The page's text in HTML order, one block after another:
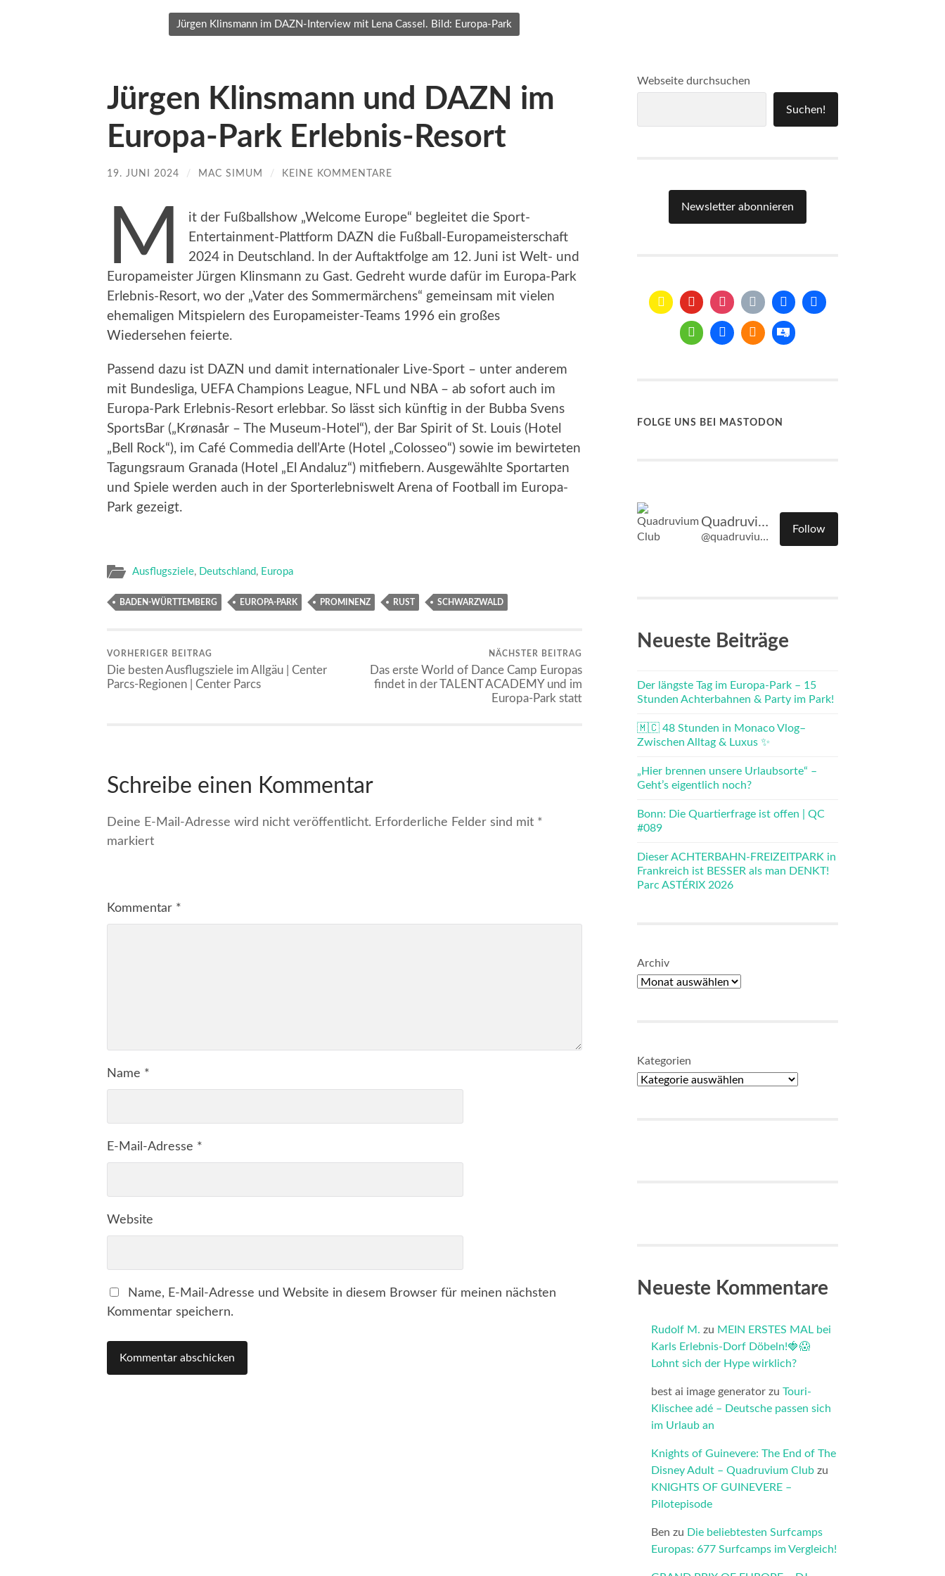
Jürgen Klinsmann im DAZN-Interview mit Lena Cassel. Bild: Europa-Park
Jürgen Klinsmann und DAZN im
Europa-Park Erlebnis-Resort
19. JUNI 2024 / MAC SIMUM / KEINE KOMMENTARE
M
it der Fußballshow „Welcome Europe“ begleitet die Sport-
Entertainment-Plattform DAZN die Fußball-Europameisterschaft
2024 in Deutschland. In der Auftaktfolge am 12. Juni ist Welt- und
Europameister Jürgen Klinsmann zu Gast. Gedreht wurde dafür im Europa-Park
Erlebnis-Resort, wo der „Vater des Sommermärchens“ gemeinsam mit vielen
ehemaligen Mitspielern des Europameister-Teams 1996 ein großes
Wiedersehen feierte.
Passend dazu ist DAZN und damit internationaler Live-Sport – unter anderem
mit Bundesliga, UEFA Champions League, NFL und NBA – ab sofort auch im
Europa-Park Erlebnis-Resort erlebbar. So lässt sich künftig in der Bubba Svens
SportsBar („Krønasår – The Museum-Hotel“), der Bar Spirit of St. Louis (Hotel
„Bell Rock“), im Café Commedia dell’Arte (Hotel „Colosseo“) sowie im bewirteten
Tagungsraum Granada (Hotel „El Andaluz“) mitfiebern. Ausgewählte Sportarten
und Spiele werden auch in der Sporterlebniswelt Arena of Football im Europa-
Park gezeigt.
Ausflugsziele, Deutschland , Europa
BADEN-WÜRTTEMBERG EUROPA-PARK PROMINENZ RUST SCHWARZWALD
VORHERIGER BEITRAG
Die besten Ausflugsziele im Allgäu | Center
Parcs-Regionen | Center Parcs
NÄCHSTER BEITRAG
Das erste World of Dance Camp Europas
findet in der TALENT ACADEMY und im
Europa-Park statt
Schreibe einen Kommentar
Deine E-Mail-Adresse wird nicht veröffentlicht. Erforderliche Felder sind mit *
markiert
Kommentar *
Name *
E-Mail-Adresse *
Website
Name, E-Mail-Adresse und Website in diesem Browser für meinen nächsten
Kommentar speichern.
Webseite durchsuchen
Suchen!
Newsletter abonnieren
FOLGE UNS BEI MASTODON
Quadruvium Club
@quadruvium.club@quadruvium.club
Follow
Neueste Beiträge
Der längste Tag im Europa-Park – 15
Stunden Achterbahnen & Party im Park!
🇲🇨 48 Stunden in Monaco Vlog–
Zwischen Alltag & Luxus ✨
„Hier brennen unsere Urlaubsorte“ –
Geht’s eigentlich noch?
Bonn: Die Quartierfrage ist offen | QC
#089
Dieser ACHTERBAHN-FREIZEITPARK in
Frankreich ist BESSER als man DENKT!
Parc ASTÉRIX 2026
Archiv
Kategorien
Neueste Kommentare
Rudolf M. zu MEIN ERSTES MAL bei
Karls Erlebnis-Dorf Döbeln!🍓😱
Lohnt sich der Hype wirklich?
best ai image generator zu Touri-
Klischee adé – Deutsche passen sich
im Urlaub an
Knights of Guinevere: The End of The
Disney Adult – Quadruvium Club zu
KNIGHTS OF GUINEVERE –
Pilotepisode
Ben zu Die beliebtesten Surfcamps
Europas: 677 Surfcamps im Vergleich!